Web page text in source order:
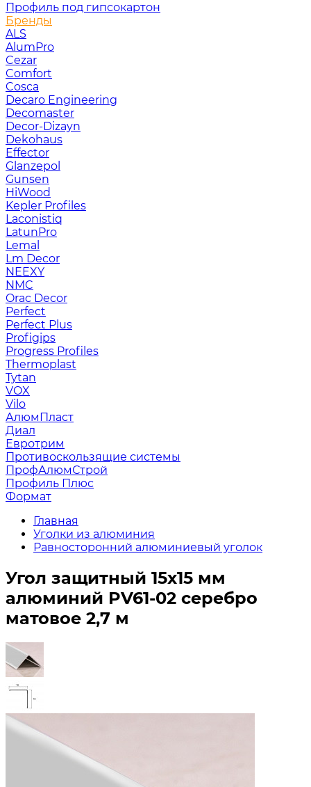
Профиль под гипсокартон
Бренды
ALS
AlumPro
Cezar
Comfort
Cosca
Decaro Engineering
Decomaster
Decor-Dizayn
Dekohaus
Effector
Glanzepol
Gunsen
HiWood
Kepler Profiles
Laconistiq
LatunPro
Lemal
Lm Decor
NEEXY
NMC
Orac Decor
Perfect
Perfect Plus
Profigips
Progress Profiles
Thermoplast
Tytan
VOX
Vilo
АлюмПласт
Диал
Евротрим
Противоскользящие системы
ПрофАлюмСтрой
Профиль Плюс
Формат
Главная
Уголки из алюминия
Равносторонний алюминиевый уголок
Угол защитный 15х15 мм
алюминий PV61-02 серебро
матовое 2,7 м